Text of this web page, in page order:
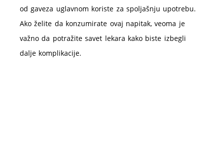
od gaveza uglavnom koriste za spoljašnju upotrebu.
Ako želite da konzumirate ovaj napitak, veoma je
važno da potražite savet lekara kako biste izbegli
dalje komplikacije.